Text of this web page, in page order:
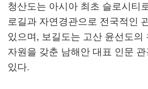
청산도는 아시아 최초 슬로시티
로길과 자연경관으로 전국적인
있으며 , 보길도는 고산 윤선도의
자원을 갖춘 남해안 대표 인문
있다.